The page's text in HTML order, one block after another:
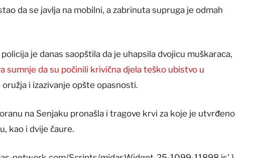
da se javlja na mobilni, a zabrinuta supruga je odmah
je danas saopštila da je uhapsila dvojicu muškaraca,
sumnje da su počinili krivična djela teško ubistvo u
i izazivanje opšte opasnosti.
na Senjaku pronašla i tragove krvi za koje je utvrđeno
kao i dvije čaure.